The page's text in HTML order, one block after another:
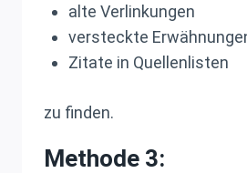
alte Verlinkungen
versteckte
Zitate in Quellenlisten
zu finden.
Methode 3: